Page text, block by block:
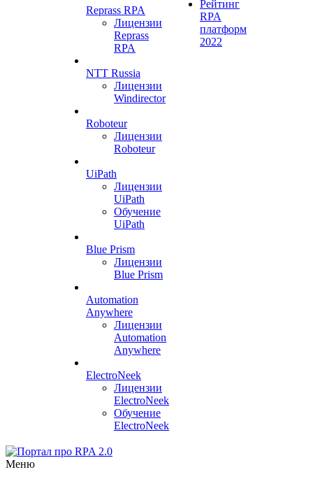
Reprass RPA
Лицензии
Reprass
RPA
NTT Russia
Лицензии
Windirector
Roboteur
Лицензии
Roboteur
UiPath
Лицензии
UiPath
Обучение
UiPath
Blue Prism
Лицензии
Blue Prism
Automation
Anywhere
Лицензии
Automation
Anywhere
ElectroNeek
Лицензии
ElectroNeek
Обучение
ElectroNeek
Рейтинг
RPA
платформ
2022
Меню